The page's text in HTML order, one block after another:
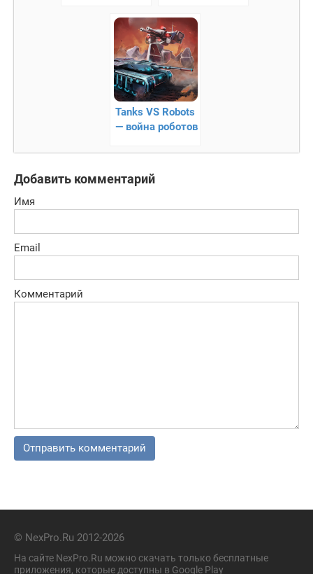
Tanks VS Robots
— война роботов
мультиплееролм)
Добавить комментарий
Имя
Email
Комментарий
© NexPro.Ru 2012-2026
На сайте NexPro.Ru можно скачать только бесплатные
приложения, которые доступны в Google Play